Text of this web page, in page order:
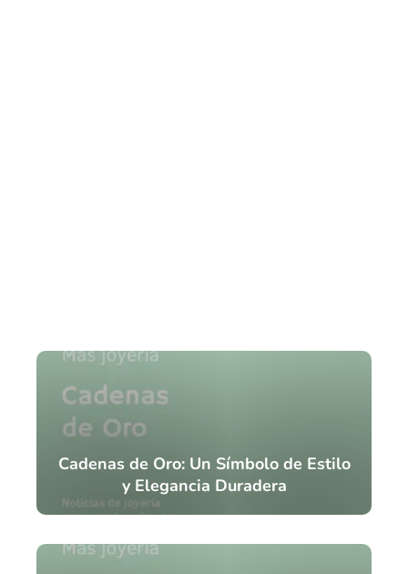
Cadenas de Oro: Un Símbolo de Estilo
y Elegancia Duradera